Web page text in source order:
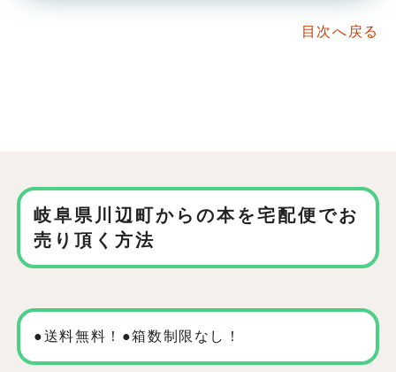
目次へ戻る
岐阜県川辺町からの本を宅配便でお
売り頂く方法
●送料無料！●箱数制限なし！